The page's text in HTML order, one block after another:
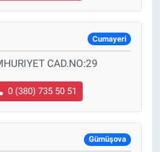
Cumayeri
CAD.NO:29
0 (380) 735 50 51
Gümüşova